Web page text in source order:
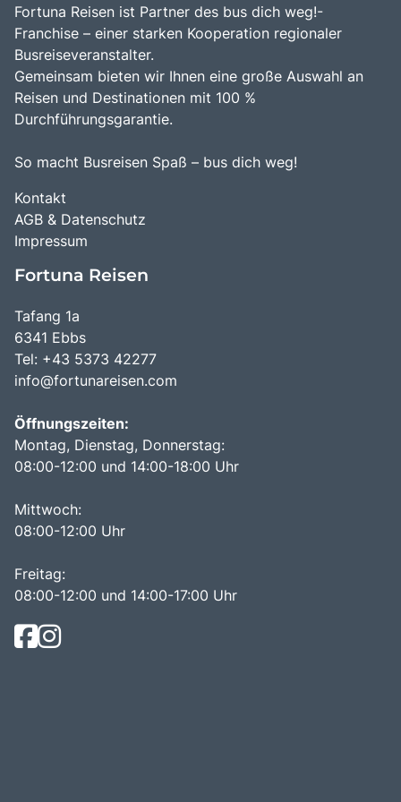
Fortuna Reisen ist Partner des bus dich weg!-
Franchise – einer starken Kooperation regionaler
Busreiseveranstalter.
Gemeinsam bieten wir Ihnen eine große Auswahl an
Reisen und Destinationen mit 100 %
Durchführungsgarantie.
So macht Busreisen Spaß – bus dich weg!
Kontakt
AGB & Datenschutz
Impressum
Fortuna Reisen
Tafang 1a
6341 Ebbs
Tel: +43 5373 42277
info@fortunareisen.com
Öffnungszeiten:
Montag, Dienstag, Donnerstag:
08:00-12:00 und 14:00-18:00 Uhr
Mittwoch:
08:00-12:00 Uhr
Freitag:
08:00-12:00 und 14:00-17:00 Uhr